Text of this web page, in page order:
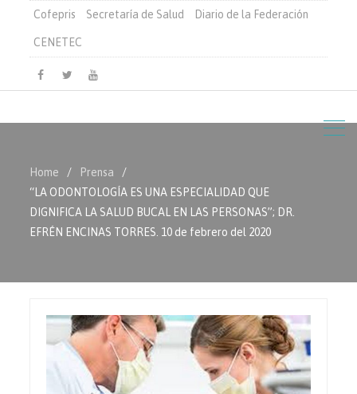
Cofepris Secretaría de Salud Diario de la Federación
CENETEC
Facebook
TwitterYoutube
Home
Prensa
“LA ODONTOLOGÍA ES UNA ESPECIALIDAD QUE
DIGNIFICA LA SALUD BUCAL EN LAS PERSONAS”; DR.
EFRÉN ENCINAS TORRES. 10 de febrero del 2020